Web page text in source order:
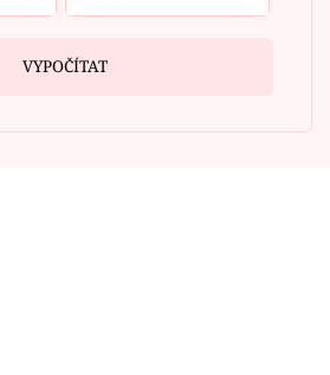
VYPOČÍTAT